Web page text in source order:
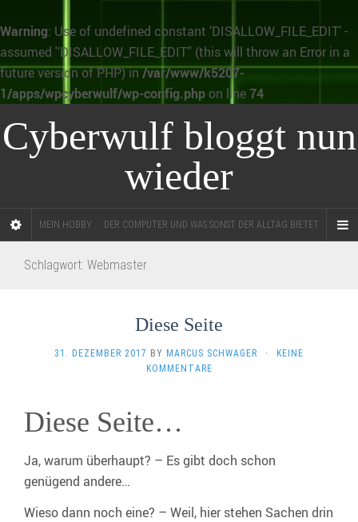
Warning: Use of undefined constant ‘DISALLOW_FILE_EDIT’ -
assumed '‘DISALLOW_FILE_EDIT’' (this will throw an Error in a
future version of PHP) in/var/www/k5207-
1/apps/wpcyberwulf/wp-config.php on line74
Cyberwulf bloggt nun
wieder
MEIN HOBBY ... DER COMPUTER UND WAS SONST DER ALLTAG BIETET
Schlagwort: Webmaster
Diese Seite
31. DEZEMBER 2017 BY MARCUS SCHWAGER ·
KEINE
KOMMENTARE
Diese Seite…
Ja, warum überhaupt? – Es gibt doch schon
genügend andere…
Wieso dann noch eine? – Weil, hier stehen Sachen drin